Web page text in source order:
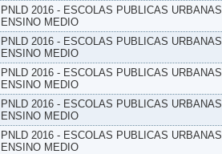
PNLD 2016 - ESCOLAS PUBLICAS URBANAS
ENSINO MEDIO
PNLD 2016 - ESCOLAS PUBLICAS URBANAS
ENSINO MEDIO
PNLD 2016 - ESCOLAS PUBLICAS URBANAS
ENSINO MEDIO
PNLD 2016 - ESCOLAS PUBLICAS URBANAS
ENSINO MEDIO
PNLD 2016 - ESCOLAS PUBLICAS URBANAS
ENSINO MEDIO